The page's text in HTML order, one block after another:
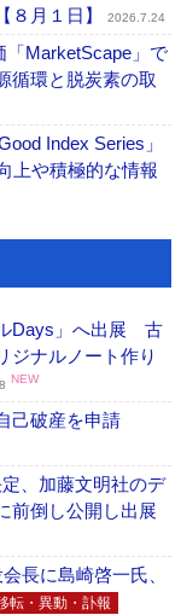
８月１日】
2026.7.24
MarketScape」で
循環と脱炭素の取
Index Series」
上や積極的な情報
Days」へ出展 古
ジナルノート作り
NEW
己破産を申請
、加藤文明社のデ
前倒し公開し出展
長に島崎啓一氏、
転・異動・訃報